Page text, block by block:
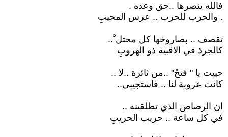
فالله ينصرها ..حق وعده .
. والحرب للحرب .. عرس المجيبِ
تقصف .. بصاروخها كل محتل ْ..
كالجرذ في الاقبية ذو الهروبِ
حييت يا " فتحْ" ..من ثائرة ..لا ..
كانت عروبة لنا .. فاستجيبي..
ان الرصاص الذي تطلقينه ..
في كل ساعة .. حريب الحريبِ